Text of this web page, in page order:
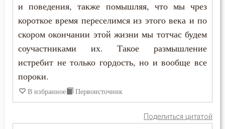
и поведения, также помышляя, что мы чрез
короткое время переселимся из этого века и по
скором окончании этой жизни мы тотчас будем
соучастниками их. Такое размышление
истребит не только гордость, но и вообще все
пороки.
В избранное Первоисточник
Поделиться цитатой